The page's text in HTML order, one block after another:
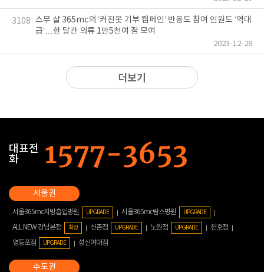
3108 스무 살 365mc의 ‘커진옷 기부 캠페인’ 반응도 참여 인원도 ‘역대
급’…한 달간 의류 1만5천여 점 모여
2023-12-28
더보기
대표전
화
서울365mc지방흡입병원 UPGRADE 서울365mc람스병원 UPGRADE
ALL NEW 강남본점 확장 신촌점 UPGRADE 노원점 UPGRADE
천호점
영등포점
UPGRADE 성신여대점